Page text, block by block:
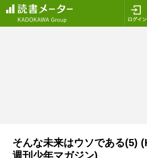
そんな未来はウソである(5)
週刊少年マガジン)